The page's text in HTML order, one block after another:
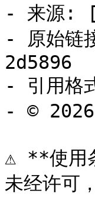
- 来源:
- 原始
2d5896
- 引用
- ©
⚠️ **使用